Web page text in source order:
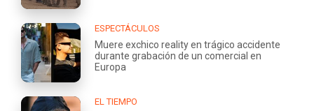
ESPECTÁCULOS
Muere exchico reality en trágico accidente
durante grabación de un comercial en
Europa
EL TIEMPO